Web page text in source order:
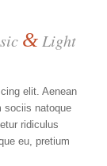
&Light
elit. Aenean
natoque
ridiculus
eu, pretium